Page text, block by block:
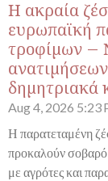
Η ακραία
ευρωπαϊκή
τροφίμων –
δημητριακά
Aug 4, 2026 5:23
Η παρατεταμένη
προκαλούν
με αγρότες και